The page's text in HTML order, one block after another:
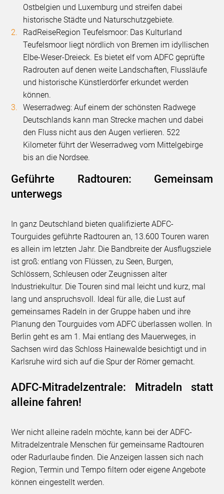
Ostbelgien und Luxemburg und streifen dabei
historische Städte und Naturschutzgebiete.
RadReiseRegion Teufelsmoor: Das Kulturland
Teufelsmoor liegt nördlich von Bremen im idyllischen
Elbe-Weser-Dreieck. Es bietet elf vom ADFC geprüfte
Radrouten auf denen weite Landschaften, Flussläufe
und historische Künstlerdörfer erkundet werden
können.
Weserradweg: Auf einem der schönsten Radwege
Deutschlands kann man Strecke machen und dabei
den Fluss nicht aus den Augen verlieren. 522
Kilometer führt der Weserradweg vom Mittelgebirge
bis an die Nordsee.
Geführte Radtouren: Gemeinsam
unterwegs
In ganz Deutschland bieten qualifizierte ADFC-
Tourguides geführte Radtouren an, 13.600 Touren waren
es allein im letzten Jahr. Die Bandbreite der Ausflugsziele
ist groß: entlang von Flüssen, zu Seen, Burgen,
Schlössern, Schleusen oder Zeugnissen alter
Industriekultur. Die Touren sind mal leicht und kurz, mal
lang und anspruchsvoll. Ideal für alle, die Lust auf
gemeinsames Radeln in der Gruppe haben und ihre
Planung den Tourguides vom ADFC überlassen wollen. In
Berlin geht es am 1. Mai entlang des Mauerweges, in
Sachsen wird das Schloss Hainewalde besichtigt und in
Karlsruhe wird sich auf die Spur der Römer gemacht.
ADFC-Mitradelzentrale: Mitradeln statt
alleine fahren!
Wer nicht alleine radeln möchte, kann bei der ADFC-
Mitradelzentrale Menschen für gemeinsame Radtouren
oder Radurlaube finden. Die Anzeigen lassen sich nach
Region, Termin und Tempo filtern oder eigene Angebote
können eingestellt werden.